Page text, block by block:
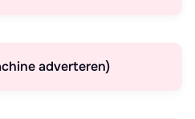
adverteren)